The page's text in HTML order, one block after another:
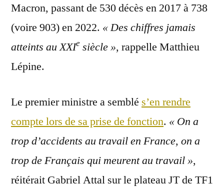
Macron, passant de 530 décès en 2017 à 738
(voire 903) en 2022. « Des chiffres jamais
atteints au XXIe siècle », rappelle Matthieu
Lépine.
Le premier ministre a semblé s’en rendre
compte lors de sa prise de fonction. « On a
trop d’accidents au travail en France, on a
trop de Français qui meurent au travail »,
réitérait Gabriel Attal sur le plateau JT de TF1